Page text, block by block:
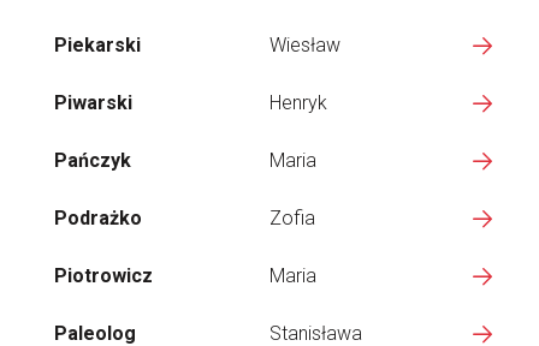
Piekarski Wiesław
Piwarski Henryk
Pańczyk Maria
Podrażko Zofia
Piotrowicz Maria
Paleolog Stanisława